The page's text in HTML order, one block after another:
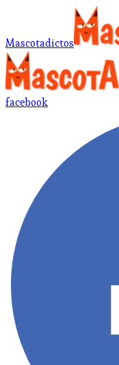
Mascotadictos
facebook